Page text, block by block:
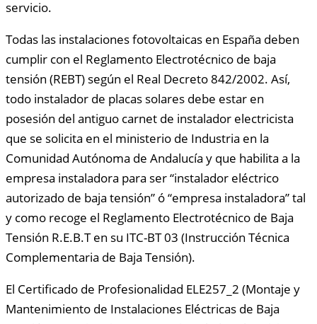
servicio.
Todas las instalaciones fotovoltaicas en España deben
cumplir con el Reglamento Electrotécnico de baja
tensión (REBT) según el Real Decreto 842/2002. Así,
todo instalador de placas solares debe estar en
posesión del antiguo carnet de instalador electricista
que se solicita en el ministerio de Industria en la
Comunidad Autónoma de Andalucía y que habilita a la
empresa instaladora para ser “instalador eléctrico
autorizado de baja tensión” ó “empresa instaladora” tal
y como recoge el Reglamento Electrotécnico de Baja
Tensión R.E.B.T en su ITC-BT 03 (Instrucción Técnica
Complementaria de Baja Tensión).
El Certificado de Profesionalidad ELE257_2 (Montaje y
Mantenimiento de Instalaciones Eléctricas de Baja